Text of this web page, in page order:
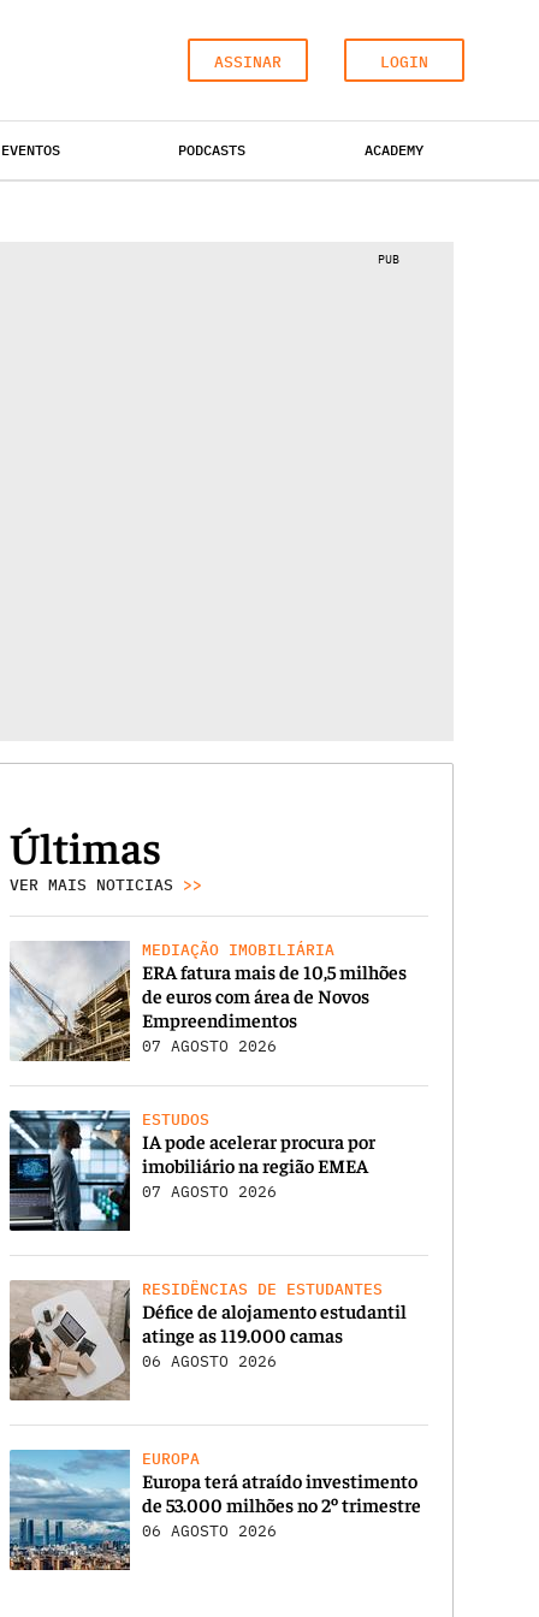
ASSINAR LOGIN
EVENTOS PODCASTS ACADEMY
PUB
Últimas
VER MAIS NOTICIAS >>
MEDIAÇÃO IMOBILIÁRIA
ERA fatura mais de 10,5 milhões
de euros com área de Novos
Empreendimentos
07 AGOSTO 2026
ESTUDOS
IA pode acelerar procura por
imobiliário na região EMEA
07 AGOSTO 2026
RESIDÊNCIAS DE ESTUDANTES
Défice de alojamento estudantil
atinge as 119.000 camas
06 AGOSTO 2026
EUROPA
Europa terá atraído investimento
de 53.000 milhões no 2º trimestre
06 AGOSTO 2026